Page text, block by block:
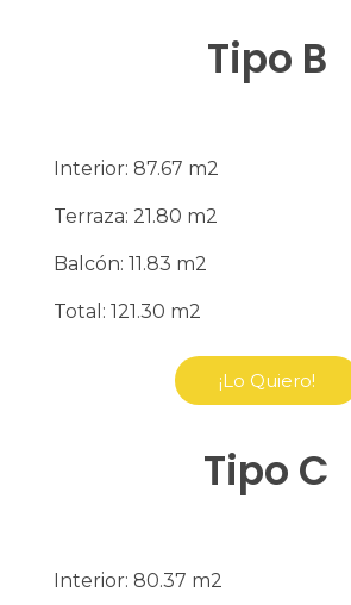
Tipo B
Interior: 87.67 m2
Terraza: 21.80 m2
Balcón: 11.83 m2
Total: 121.30 m2
¡Lo Quiero!
Tipo C
Interior: 80.37 m2